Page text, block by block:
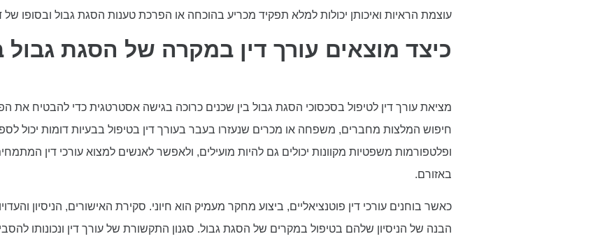
עוצמת הראיות ואיכותן יכולות למלא תפקיד מכריע בהוכחה או הפרכת טענות הסגת גבול ובסופו
כיצד מוצאים עורך דין במקרה של הסגת גבול
מציאת עורך דין לטיפול בסכסוכי הסגת גבול בין שכנים כרוכה בגישה אסטרטגית כדי להבטיח את
חיפוש המלצות מחברים, משפחה או מכרים שנעזרו בעבר בעורך דין בטיפול בבעיות דומות יכול
ופלטפורמות משפטיות מקוונות יכולים גם להיות מועילים, ולאפשר לאנשים למצוא עורכי דין
באזורם.
כאשר בוחנים עורכי דין פוטנציאליים, ביצוע מחקר מעמיק הוא חיוני. סקירת האישורים, הניסיון
הבנה של הניסיון שלהם בטיפול במקרים של הסגת גבול. סגנון התקשורת של עורך דין ונכונותו